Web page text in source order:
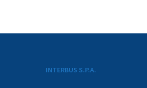
INTERBUS S.P.A.